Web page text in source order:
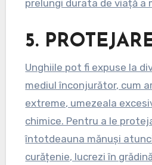
prelungi durata de viață a
5.
Unghiile pot fi expuse la
mediul înconjurător, cum
extreme, umezeala
chimice. Pentru a le
întotdeauna mănuși
curățenie, lucrezi în